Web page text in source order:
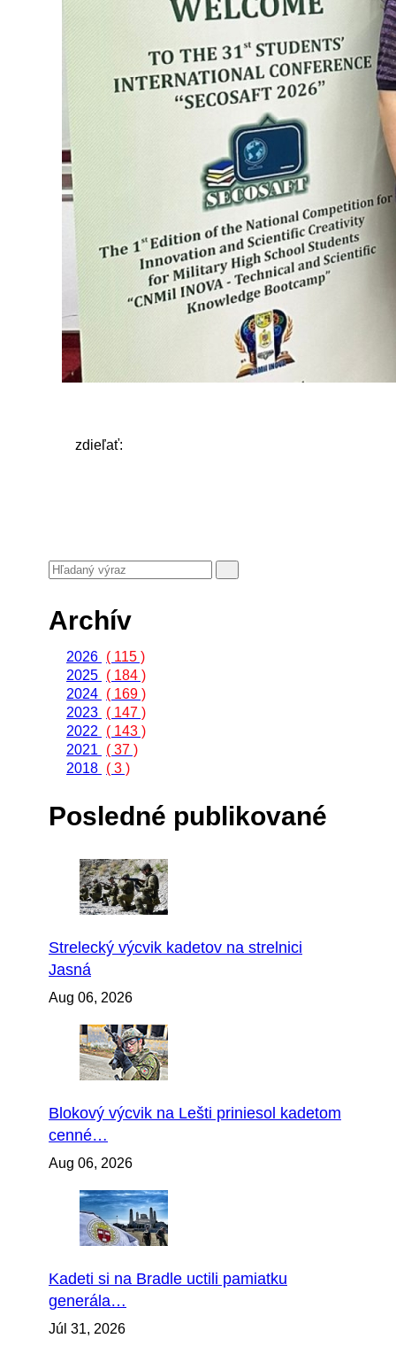
zdieľať:
Archív
2026 ( 115 )
2025 ( 184 )
2024 ( 169 )
2023 ( 147 )
2022
( 143 )
2021
( 37 )
2018 ( 3 )
Posledné publikované
Strelecký výcvik kadetov na strelnici
Jasná
Aug 06, 2026
Blokový výcvik na Lešti priniesol kadetom
cenné…
Aug 06, 2026
Kadeti si na Bradle uctili pamiatku
generála…
Júl 31, 2026